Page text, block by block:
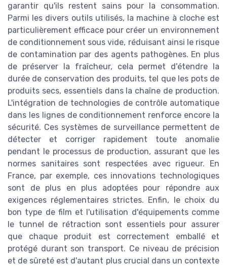
garantir qu'ils restent sains pour la consommation.
Parmi les divers outils utilisés, la machine à cloche est
particulièrement efficace pour créer un environnement
de conditionnement sous vide, réduisant ainsi le risque
de contamination par des agents pathogènes. En plus
de préserver la fraîcheur, cela permet d'étendre la
durée de conservation des produits, tel que les pots de
produits secs, essentiels dans la chaîne de production.
L'intégration de technologies de contrôle automatique
dans les lignes de conditionnement renforce encore la
sécurité. Ces systèmes de surveillance permettent de
détecter et corriger rapidement toute anomalie
pendant le processus de production, assurant que les
normes sanitaires sont respectées avec rigueur. En
France, par exemple, ces innovations technologiques
sont de plus en plus adoptées pour répondre aux
exigences réglementaires strictes. Enfin, le choix du
bon type de film et l'utilisation d'équipements comme
le tunnel de rétraction sont essentiels pour assurer
que chaque produit est correctement emballé et
protégé durant son transport. Ce niveau de précision
et de sûreté est d'autant plus crucial dans un contexte